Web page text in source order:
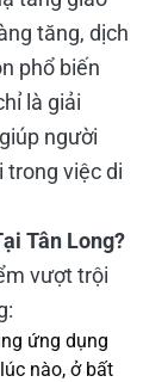
tăng, dịch
phổ biến
là giải
người
trong việc di
Tân Long?
vượt trội
ứng dụng
nào, ở bất